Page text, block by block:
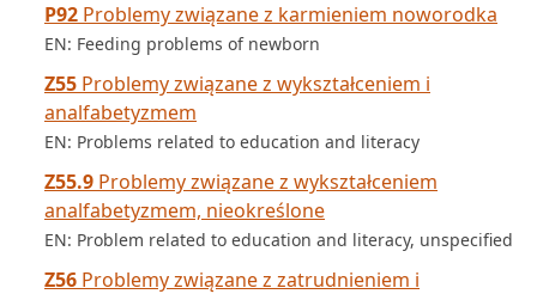
P92 Problemy związane z karmieniem noworodka
EN: Feeding problems of newborn
Z55 Problemy związane z wykształceniem i
analfabetyzmem
EN: Problems related to education and literacy
Z55.9 Problemy związane z wykształceniem
analfabetyzmem, nieokreślone
EN: Problem related to education and literacy, unspecified
Z56 Problemy związane z zatrudnieniem i